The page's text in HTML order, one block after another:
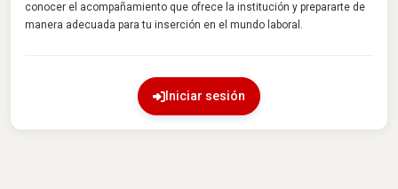
conocer el acompañamiento que ofrece la institución y prepararte de
manera adecuada para tu inserción en el mundo laboral.
Iniciar sesión